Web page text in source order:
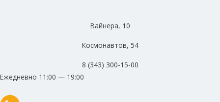
Вайнера, 10
Космонавтов, 54
8 (343) 300-15-00
Ежедневно 11:00 — 19:00